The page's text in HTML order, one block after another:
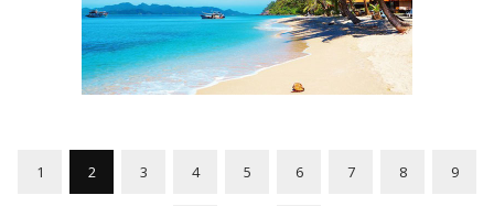
1 2 3 4 5 6 7 8 9